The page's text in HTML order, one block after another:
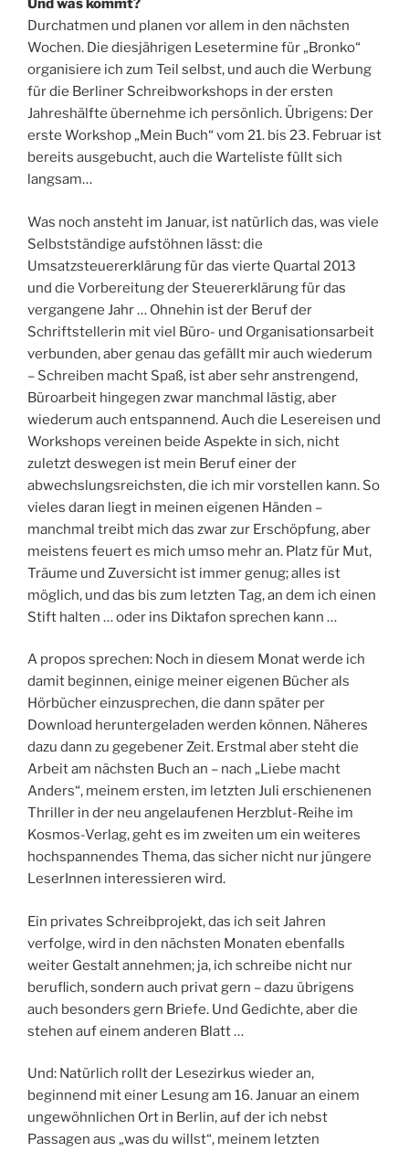
Und was kommt?
Durchatmen und planen vor allem in den nächsten
Wochen. Die diesjährigen Lesetermine für „Bronko“
organisiere ich zum Teil selbst, und auch die Werbung
für die Berliner Schreibworkshops in der ersten
Jahreshälfte übernehme ich persönlich. Übrigens: Der
erste Workshop „Mein Buch“ vom 21. bis 23. Februar ist
bereits ausgebucht, auch die Warteliste füllt sich
langsam…
Was noch ansteht im Januar, ist natürlich das, was viele
Selbstständige aufstöhnen lässt: die
Umsatzsteuererklärung für das vierte Quartal 2013
und die Vorbereitung der Steuererklärung für das
vergangene Jahr … Ohnehin ist der Beruf der
Schriftstellerin mit viel Büro- und Organisationsarbeit
verbunden, aber genau das gefällt mir auch wiederum
– Schreiben macht Spaß, ist aber sehr anstrengend,
Büroarbeit hingegen zwar manchmal lästig, aber
wiederum auch entspannend. Auch die Lesereisen und
Workshops vereinen beide Aspekte in sich, nicht
zuletzt deswegen ist mein Beruf einer der
abwechslungsreichsten, die ich mir vorstellen kann. So
vieles daran liegt in meinen eigenen Händen –
manchmal treibt mich das zwar zur Erschöpfung, aber
meistens feuert es mich umso mehr an. Platz für Mut,
Träume und Zuversicht ist immer genug; alles ist
möglich, und das bis zum letzten Tag, an dem ich einen
Stift halten … oder ins Diktafon sprechen kann …
A propos sprechen: Noch in diesem Monat werde ich
damit beginnen, einige meiner eigenen Bücher als
Hörbücher einzusprechen, die dann später per
Download heruntergeladen werden können. Näheres
dazu dann zu gegebener Zeit. Erstmal aber steht die
Arbeit am nächsten Buch an – nach „Liebe macht
Anders“, meinem ersten, im letzten Juli erschienenen
Thriller in der neu angelaufenen Herzblut-Reihe im
Kosmos-Verlag, geht es im zweiten um ein weiteres
hochspannendes Thema, das sicher nicht nur jüngere
LeserInnen interessieren wird.
Ein privates Schreibprojekt, das ich seit Jahren
verfolge, wird in den nächsten Monaten ebenfalls
weiter Gestalt annehmen; ja, ich schreibe nicht nur
beruflich, sondern auch privat gern – dazu übrigens
auch besonders gern Briefe. Und Gedichte, aber die
stehen auf einem anderen Blatt …
Und: Natürlich rollt der Lesezirkus wieder an,
beginnend mit einer Lesung am 16. Januar an einem
ungewöhnlichen Ort in Berlin, auf der ich nebst
Passagen aus „was du willst“, meinem letzten